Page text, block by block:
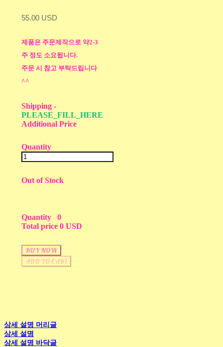
55.00 USD
제품은 주문제작으로 약2-3
주 정도 소요됩니다.
주문 시 참고 부탁드립니다
^^
Shipping -
PLEASE_FILL_HERE
Additional Price
Quantity
Out of Stock
Quantity
0
Total price 0 USD
BUY NOW
ADD TO CART
상세 설명 머리글
상세 설명
상세 설명 바닥글